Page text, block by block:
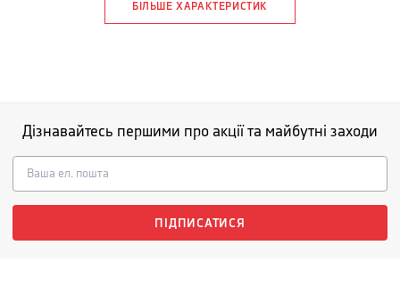
БІЛЬШЕ ХАРАКТЕРИСТИК
Дізнавайтесь першими про акції та майбутні заходи
ПІДПИСАТИСЯ